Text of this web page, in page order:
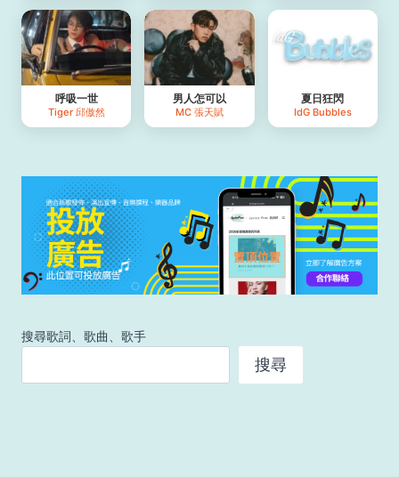
呼吸一世
Tiger 邱傲然
男人怎可以
MC 張天賦
夏日狂閃
IdG Bubbles
搜尋歌詞、歌曲、歌手
搜尋